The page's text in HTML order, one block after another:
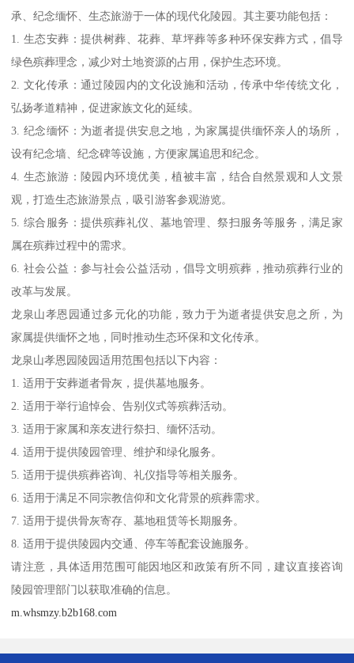
承、纪念缅怀、生态旅游于一体的现代化陵园。其主要功能包括：
1. 生态安葬：提供树葬、花葬、草坪葬等多种环保安葬方式，倡导
绿色殡葬理念，减少对土地资源的占用，保护生态环境。
2. 文化传承：通过陵园内的文化设施和活动，传承中华传统文化，
弘扬孝道精神，促进家族文化的延续。
3. 纪念缅怀：为逝者提供安息之地，为家属提供缅怀亲人的场所，
设有纪念墙、纪念碑等设施，方便家属追思和纪念。
4. 生态旅游：陵园内环境优美，植被丰富，结合自然景观和人文景
观，打造生态旅游景点，吸引游客参观游览。
5. 综合服务：提供殡葬礼仪、墓地管理、祭扫服务等服务，满足家
属在殡葬过程中的需求。
6. 社会公益：参与社会公益活动，倡导文明殡葬，推动殡葬行业的
改革与发展。
龙泉山孝恩园通过多元化的功能，致力于为逝者提供安息之所，为
家属提供缅怀之地，同时推动生态环保和文化传承。
龙泉山孝恩园陵园适用范围包括以下内容：
1. 适用于安葬逝者骨灰，提供墓地服务。
2. 适用于举行追悼会、告别仪式等殡葬活动。
3. 适用于家属和亲友进行祭扫、缅怀活动。
4. 适用于提供陵园管理、维护和绿化服务。
5. 适用于提供殡葬咨询、礼仪指导等相关服务。
6. 适用于满足不同宗教信仰和文化背景的殡葬需求。
7. 适用于提供骨灰寄存、墓地租赁等长期服务。
8. 适用于提供陵园内交通、停车等配套设施服务。
请注意，具体适用范围可能因地区和政策有所不同，建议直接咨询
陵园管理部门以获取准确的信息。
m.whsmzy.b2b168.com